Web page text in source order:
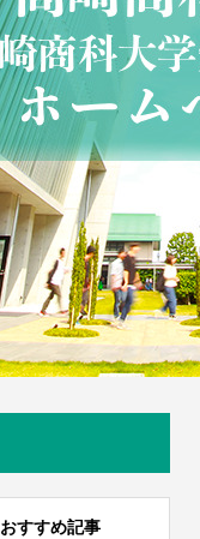
おすすめ記事